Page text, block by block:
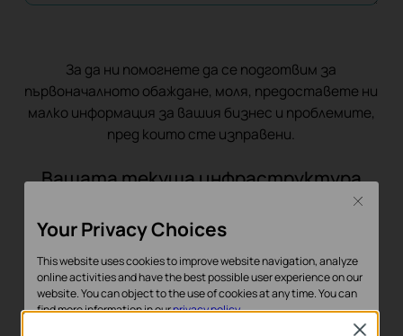
За да ни помогнете да се подготвим за
първоначалното обаждане, моля, предоставете ни
малко информация за вашия бизнес и проблемите,
пред които сте изправени.
Вашата текуща инфраструктура
организация?
5-25 26-100
101-500 500+
Close
Your Privacy Choices
This website uses cookies to improve website navigation, analyze
online activities and have the best possible user experience on our
website. You can object to the use of cookies at any time. You can
find more information in ourprivacy policy.
Close